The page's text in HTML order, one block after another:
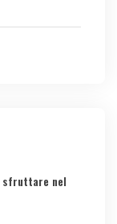
sfruttare nel